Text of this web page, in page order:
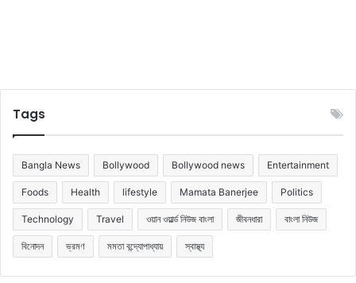
Tags
Bangla News Bollywood Bollywood news Entertainment
Foods Health lifestyle Mamata Banerjee Politics
Technology Travel ওয়ান ওয়ার্ল্ড নিউজ বাংলা জীবনধারা বাংলা নিউজ
বিনোদন ভ্রমণ মমতা বন্দ্যোপাধ্যায় স্বাস্থ্য